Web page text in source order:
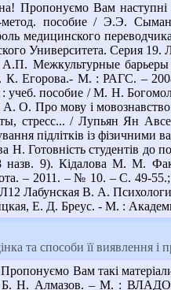
Пропонуємо Вам
метод. пособие / Э.Э.
медицинского
Университета. Серия
Межкультурные
Егорова.- М. : РАГС. –
: учеб. пособие / М. Н.
А. О. Про мову і
стресс... / Лупьян Ян
підлітків із
Н. Готовність студентів
9). Кідалова М. М.
– 2011. – № 10. – С. 49-
Лабунская В. А.
Е. Д. Бреус. - М. :
та способи її виявлення і
Вам такі
Б. Н. Алмазов. – М. :